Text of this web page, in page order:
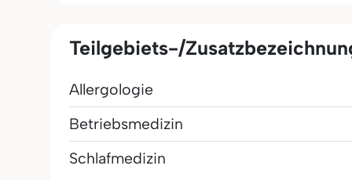
Teilgebiets-/
Allergologie
Betriebsmedizin
Schlafmedizin